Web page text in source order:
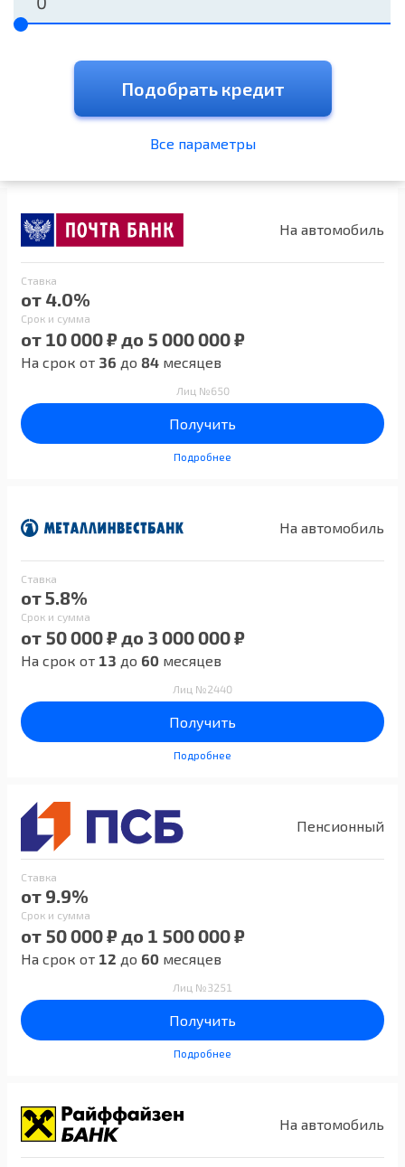
Подобрать кредит
Все параметры
На автомобиль
Ставка
от 4.0%
Срок и сумма
от 10 000 ₽ до 5 000 000 ₽
На срок от 36 до 84 месяцев
Лиц №650
Получить
Подробнее
На автомобиль
Ставка
от 5.8%
Срок и сумма
от 50 000 ₽ до 3 000 000 ₽
На срок от 13 до 60 месяцев
Лиц №2440
Получить
Подробнее
Пенсионный
Ставка
от 9.9%
Срок и сумма
от 50 000 ₽ до 1 500 000 ₽
На срок от 12 до 60 месяцев
Лиц №3251
Получить
Подробнее
На автомобиль